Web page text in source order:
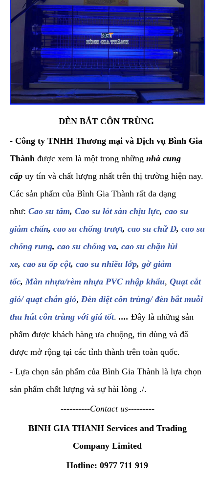
ĐÈN BẮT CÔN TRÙNG
- Công ty TNHH Thương mại và Dịch vụ Bình Gia
Thành được xem là một trong những nhà cung
cấp uy tín và chất lượng nhất trên thị trường hiện nay.
Các sản phẩm của Bình Gia Thành rất đa dạng
như: Cao su tấm, Cao su lót sàn chịu lực, cao su
giảm chấn, cao su chống trượt, cao su chữ D, cao su
chống rung, cao su chống va, cao su chặn lùi
xe, cao su ốp cột, cao su nhiều lớp, gờ giảm
tốc, Màn nhựa/rèm nhựa PVC nhập khẩu, Quạt cắt
gió/ quạt chắn gió, Đèn diệt côn trùng/ đèn bắt muỗi
thu hút côn trùng với giá tốt. .... Đây là những sản
phẩm được khách hàng ưa chuộng, tin dùng và đã
được mở rộng tại các tỉnh thành trên toàn quốc.
- Lựa chọn sản phẩm của Bình Gia Thành là lựa chọn
sản phẩm chất lượng và sự hài lòng ./.
----------Contact us---------
BINH GIA THANH Services and Trading
Company Limited
Hotline: 0977 711 919